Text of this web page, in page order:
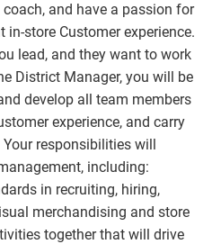
coach, and have a passion for
in-store Customer experience.
lead, and they want to work
District Manager, you will be
develop all team members
experience, and carry
responsibilities will
including:
in recruiting, hiring,
merchandising and store
together that will drive